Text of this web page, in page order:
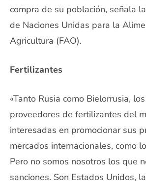
compra de su población, señala
de Naciones Unidas para la
Agricultura (FAO).
Fertilizantes
«Tanto Rusia como Bielorrusia,
proveedores de fertilizantes del
interesadas en promocionar sus
mercados internacionales, como
Pero no somos nosotros los que
sanciones. Son Estados Unidos,